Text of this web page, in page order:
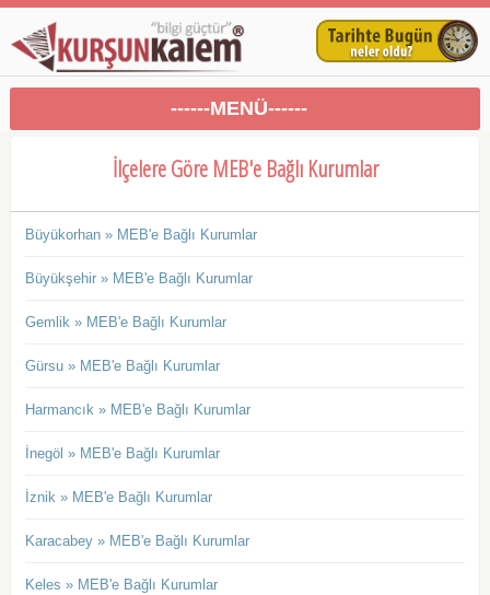
------MENÜ------
İlçelere Göre MEB'e Bağlı Kurumlar
Büyükorhan » MEB'e Bağlı Kurumlar
Büyükşehir » MEB'e Bağlı Kurumlar
Gemlik » MEB'e Bağlı Kurumlar
Gürsu » MEB'e Bağlı Kurumlar
Harmancık » MEB'e Bağlı Kurumlar
İnegöl » MEB'e Bağlı Kurumlar
İznik » MEB'e Bağlı Kurumlar
Karacabey » MEB'e Bağlı Kurumlar
Keles » MEB'e Bağlı Kurumlar